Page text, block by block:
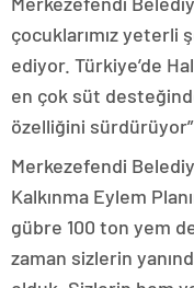
çocuklarımız yeterli
ediyor. Türkiye’de
en çok süt
özelliğini
Merkezefendi
Kalkınma Eylem
gübre 100 ton yem
zaman sizlerin